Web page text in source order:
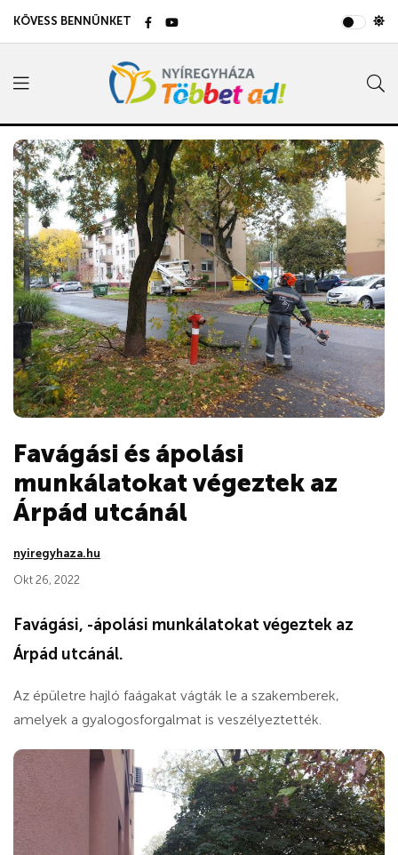
KÖVESS BENNÜNKET
Favágási és ápolási
munkálatokat végeztek az
Árpád utcánál
nyiregyhaza.hu
Okt 26, 2022
Favágási, -ápolási munkálatokat végeztek az
Árpád utcánál.
Az épületre hajló faágakat vágták le a szakemberek,
amelyek a gyalogosforgalmat is veszélyeztették.